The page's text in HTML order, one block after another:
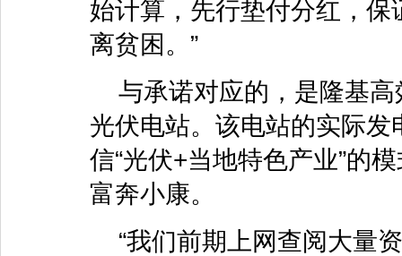
始计算，先行垫付分红，
离贫困。”
与承诺对应的，是隆基高
光伏电站。该电站的实际
信“光伏+当地特色产业”的
富奔小康。
“我们前期上网查阅大量